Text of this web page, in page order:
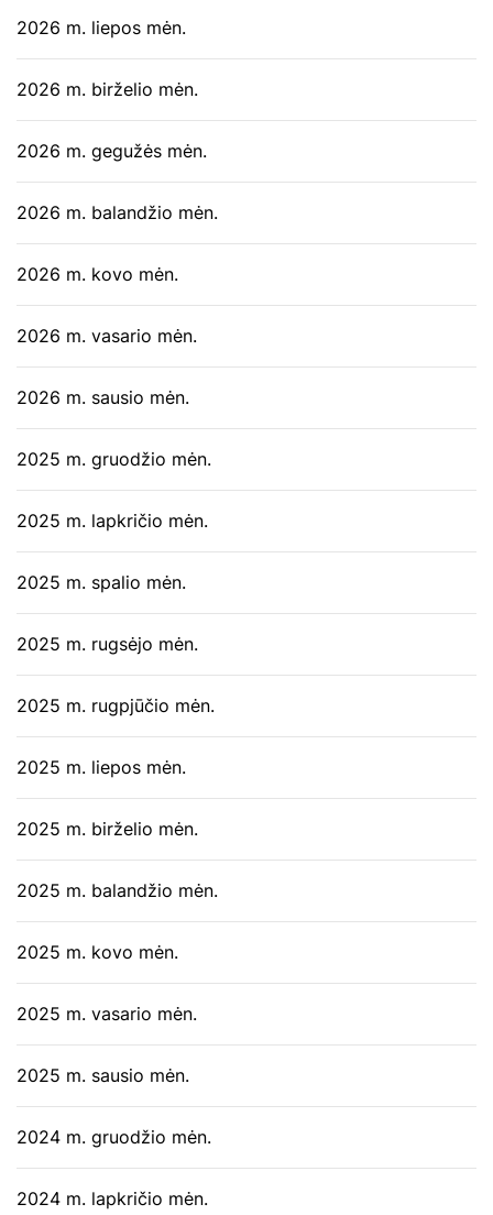
2026 m. liepos mėn.
2026 m. birželio mėn.
2026 m. gegužės mėn.
2026 m. balandžio mėn.
2026 m. kovo mėn.
2026 m. vasario mėn.
2026 m. sausio mėn.
2025 m. gruodžio mėn.
2025 m. lapkričio mėn.
2025 m. spalio mėn.
2025 m. rugsėjo mėn.
2025 m. rugpjūčio mėn.
2025 m. liepos mėn.
2025 m. birželio mėn.
2025 m. balandžio mėn.
2025 m. kovo mėn.
2025 m. vasario mėn.
2025 m. sausio mėn.
2024 m. gruodžio mėn.
2024 m. lapkričio mėn.